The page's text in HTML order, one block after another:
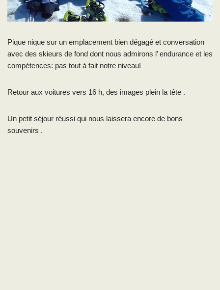
Pique nique sur un emplacement bien dégagé et conversation
avec des skieurs de fond dont nous admirons l’ endurance et les
compétences: pas tout à fait notre niveau!
Retour aux voitures vers 16 h, des images plein la tête .
Un petit séjour réussi qui nous laissera encore de bons
souvenirs .